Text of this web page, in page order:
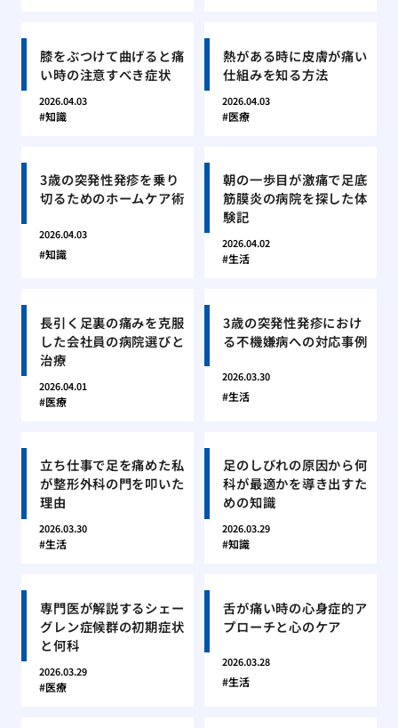
膝をぶつけて曲げると痛
い時の注意すべき症状
2026.04.03
知識
熱がある時に皮膚が痛い
仕組みを知る方法
2026.04.03
医療
3歳の突発性発疹を乗り
切るためのホームケア術
2026.04.03
知識
朝の一歩目が激痛で足底
筋膜炎の病院を探した体
験記
2026.04.02
生活
長引く足裏の痛みを克服
した会社員の病院選びと
治療
2026.04.01
医療
3歳の突発性発疹におけ
る不機嫌病への対応事例
2026.03.30
生活
立ち仕事で足を痛めた私
が整形外科の門を叩いた
理由
2026.03.30
生活
足のしびれの原因から何
科が最適かを導き出すた
めの知識
2026.03.29
知識
専門医が解説するシェー
グレン症候群の初期症状
と何科
2026.03.29
医療
舌が痛い時の心身症的ア
プローチと心のケア
2026.03.28
生活